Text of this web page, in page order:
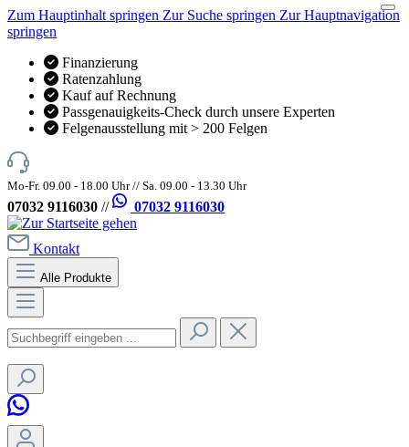
Zum Hauptinhalt springen Zur Suche springen Zur Hauptnavigation
springen
Finanzierung
Ratenzahlung
Kauf auf Rechnung
Passgenauigkeits-Check durch unsere Experten
Felgenausstellung mit > 200 Felgen
Mo-Fr. 09.00 - 18.00 Uhr // Sa. 09.00 - 13.30 Uhr
07032 9116030 // 07032 9116030
Kontakt
Alle Produkte